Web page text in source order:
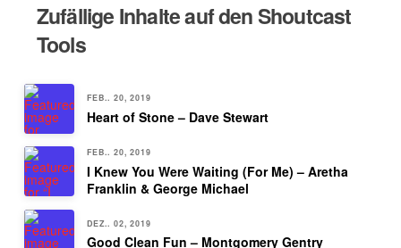
Zufällige Inhalte auf den Shoutcast
Tools
FEB.. 20, 2019
Heart of Stone – Dave Stewart
FEB.. 20, 2019
I Knew You Were Waiting (For Me) – Aretha
Franklin & George Michael
DEZ.. 02, 2019
Good Clean Fun – Montgomery Gentry